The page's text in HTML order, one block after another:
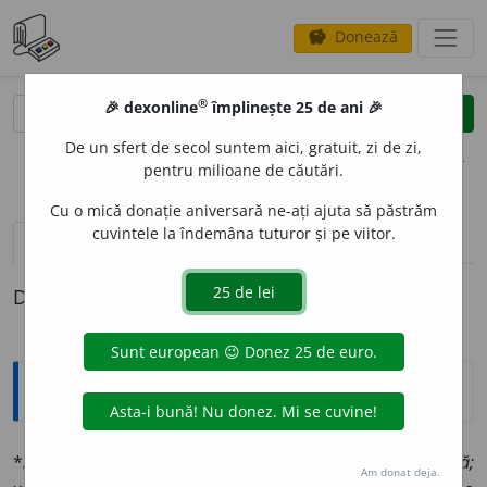
savings Donează
clear
opțiuni
definiții (1) pronunțievolume_up (18)
Definiția cu ID-ul 1333871:
Explicative DEX
*ARMONI
limbă armonioasă;
🎉 dexonline® împlinește 25 de ani 🎉
De un sfert de secol suntem aici, gratuit, zi de zi,
pentru milioane de căutări.
Cu o mică donație aniversară ne-ați ajuta să păstrăm
cuvintele la îndemâna tuturor și pe viitor.
Am donat deja.